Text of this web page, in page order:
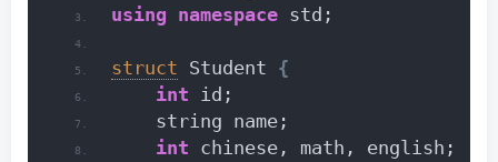
using namespace std;
struct Student {
int id;
    string name;
int chinese, math, english;